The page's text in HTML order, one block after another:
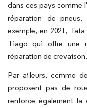
dans des pays comme
réparation de
exemple, en 2021,
Tiago qui offre une
réparation de crevaison.
Par ailleurs, comme
proposent pas de
renforce également la